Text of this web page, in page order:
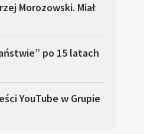
Morozowski. Miał
po 15 latach
YouTube w Grupie